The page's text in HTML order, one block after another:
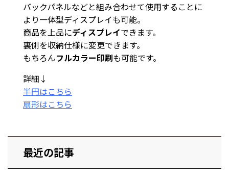
バックパネルなどと組み合わせて使用することに
より一体型ディスプレイも可能。
商品を上品にディスプレイできます。
裏側を収納仕様に変更できます。
もちろんフルカラー印刷も可能です。
詳細↓
半円はこちら
扇形はこちら
最近の記事